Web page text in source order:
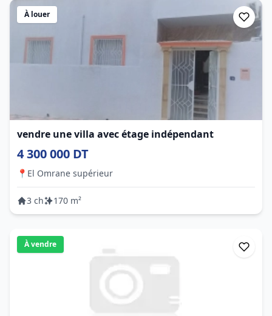
À louer
vendre une villa avec étage indépendant
4 300 000 DT
📍 El Omrane supérieur
3 ch 170 m²
À vendre